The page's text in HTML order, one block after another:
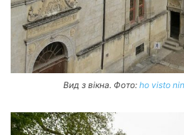
Вид з вікна. Фото: ho visto